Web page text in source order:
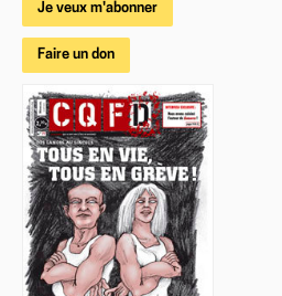
Je veux m'abonner
Faire un don